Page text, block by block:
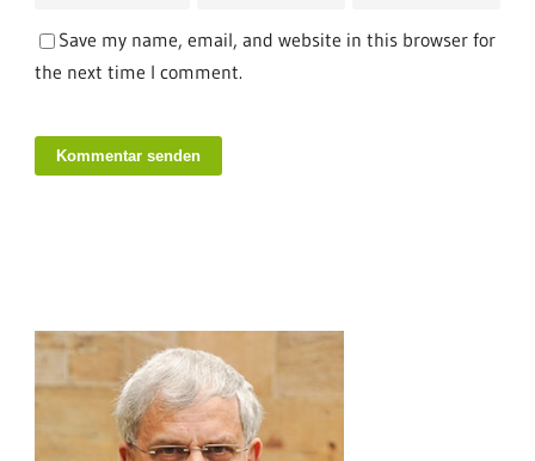
Save my name, email, and website in this browser for
the next time I comment.